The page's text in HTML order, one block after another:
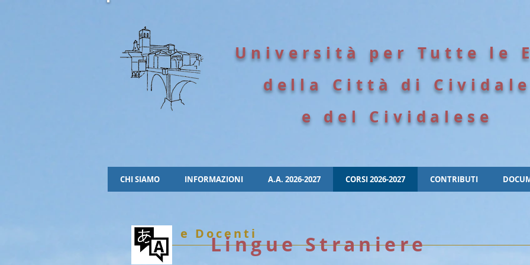
Università per Tutte le
della Città di Cividale
e del Cividalese
CHI SIAMO INFORMAZIONI A.A. 2026-2027 CORSI 2026-2027 CONTRIBUTI
Corsi e DocentiLingue Straniere